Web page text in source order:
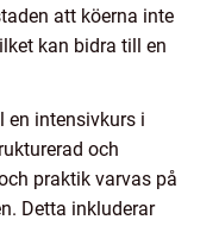
att köerna inte
kan bidra till en
en intensivkurs i
och
praktik varvas på
Detta inkluderar